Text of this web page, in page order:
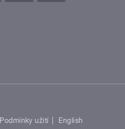
Podmínky užití
English